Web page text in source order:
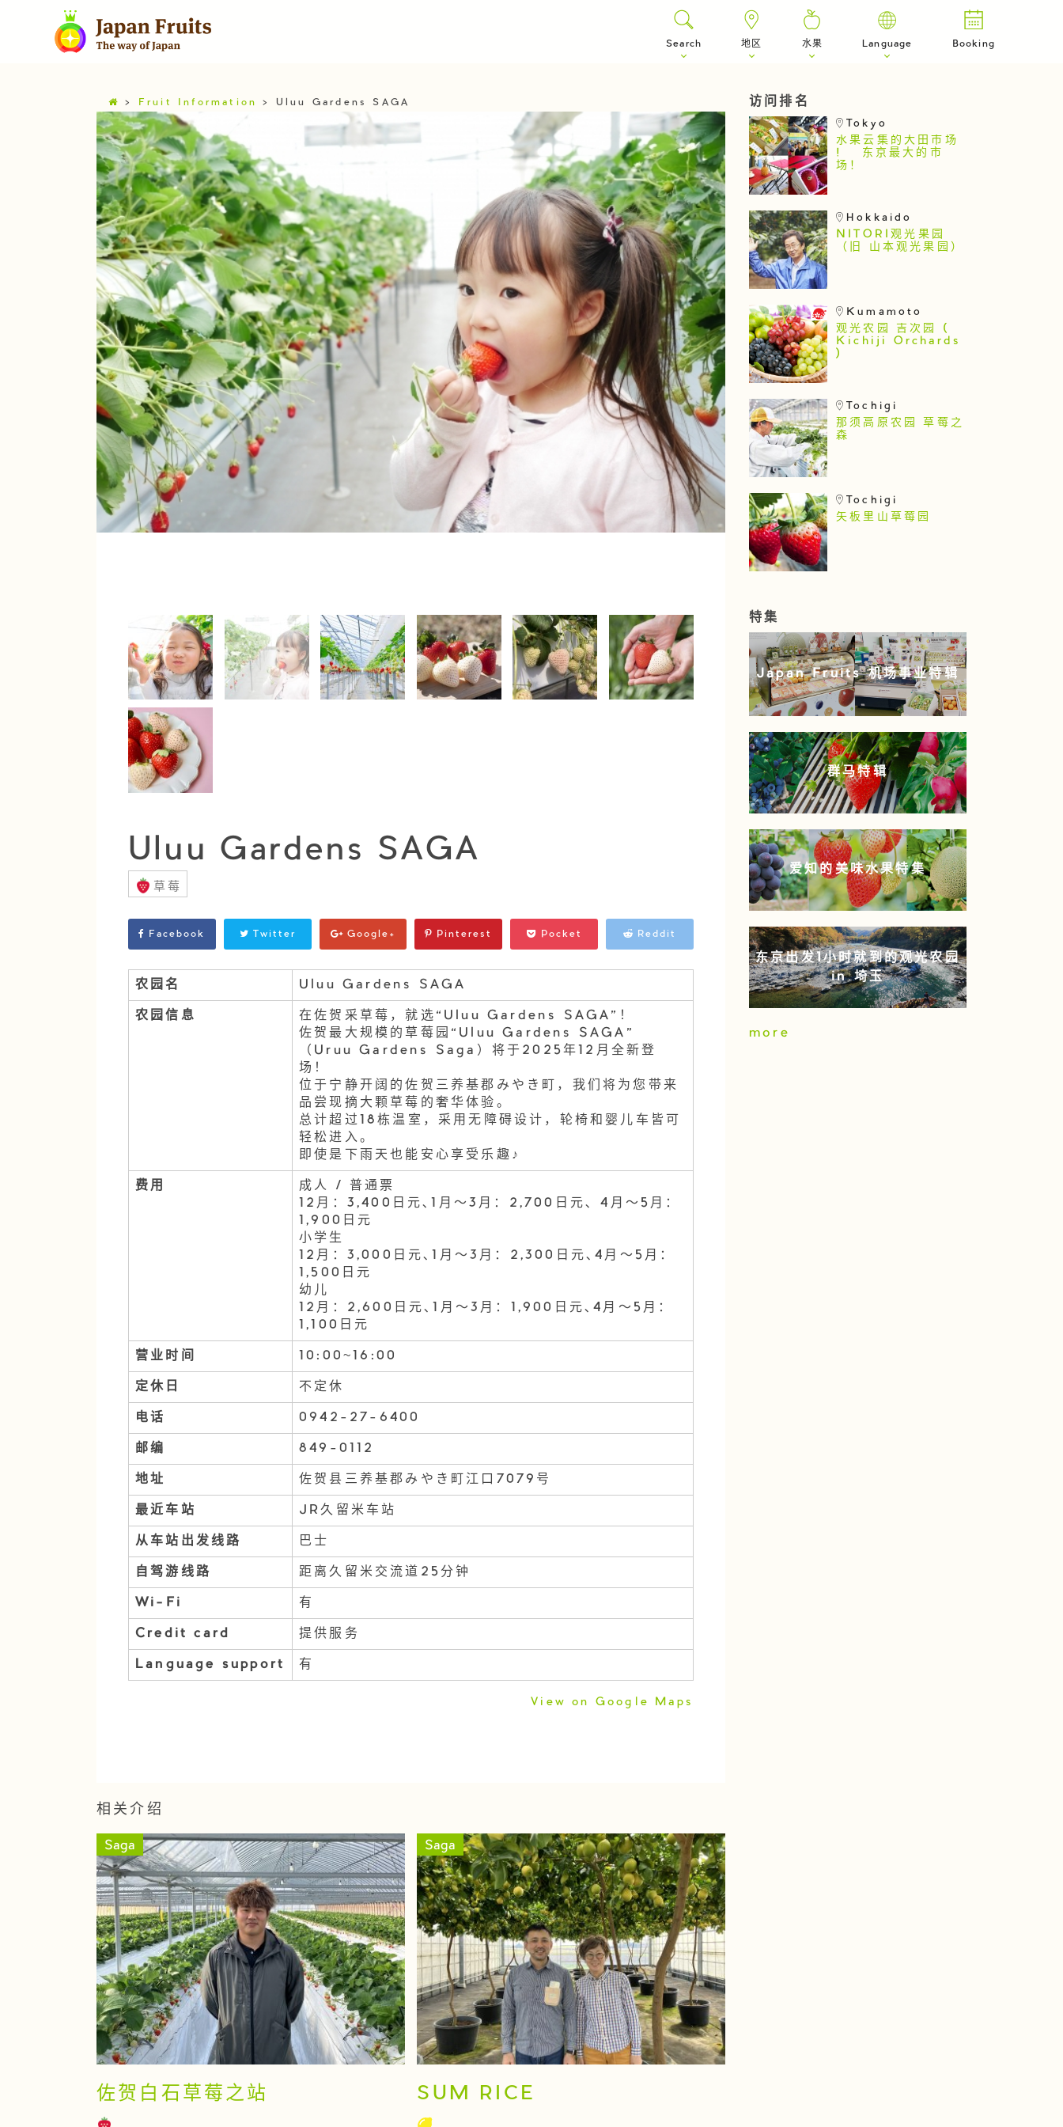
Search 地区 水果 Language Booking
> Fruit Information > Uluu Gardens SAGA
Uluu Gardens SAGA
草莓
Facebook Twitter Google+ Pinterest Pocket Reddit
农园名 Uluu Gardens SAGA
农园信息
在佐贺采草莓，就选“Uluu Gardens SAGA”！
佐贺最大规模的草莓园“Uluu Gardens SAGA”
（Uruu Gardens Saga）将于2025年12月全新登
场！
位于宁静开阔的佐贺三养基郡みやき町，我们将为您带来
品尝现摘大颗草莓的奢华体验。
总计超过18栋温室，采用无障碍设计，轮椅和婴儿车皆可
轻松进入。
即使是下雨天也能安心享受乐趣♪
费用
成人 / 普通票
12月：3,400日元､1月～3月：2,700日元､ 4月～5月：
1,900日元
小学生
12月：3,000日元､1月～3月：2,300日元､4月～5月：
1,500日元
幼儿
12月：2,600日元､1月～3月：1,900日元､4月～5月：
1,100日元
营业时间 10:00~16:00
定休日 不定休
电话 0942-27-6400
邮编 849-0112
地址 佐贺县三养基郡みやき町江口7079号
最近车站 JR久留米车站
从车站出发线路 巴士
自驾游线路 距离久留米交流道25分钟
Wi-Fi 有
Credit card 提供服务
Language support 有
View on Google Maps
相关介绍
Saga
佐贺白石草莓之站
Saga
SUM RICE
访问排名
Tokyo
水果云集的大田市场
! 东京最大的市
场！
Hokkaido
NITORI观光果园
（旧 山本观光果园）
Kumamoto
观光农园 吉次园 (
Kichiji Orchards
)
Tochigi
那须高原农园 草莓之
森
Tochigi
矢板里山草莓园
特集
Japan Fruits 机场事业特辑
群马特辑
爱知的美味水果特集
东京出发1小时就到的观光农园
in 埼玉
more